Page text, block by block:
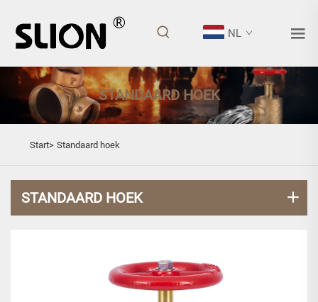
NL
STANDAARD HOEK
Start> Standaard hoek
STANDAARD HOEK